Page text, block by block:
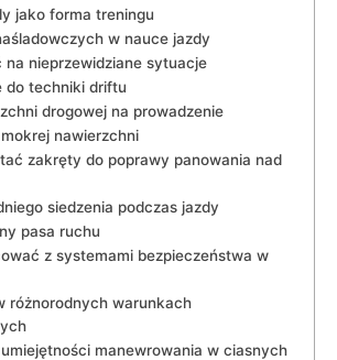
jako‍ forma treningu
w nauce jazdy
na nieprzewidziane sytuacje
do techniki driftu
drogowej na prowadzenie
‌nawierzchni
zakręty do poprawy⁢ panowania nad
siedzenia‌ podczas ⁢jazdy
pasa ruchu
z systemami⁢ bezpieczeństwa ⁣w
różnorodnych‍ warunkach
manewrowania w⁢ ciasnych